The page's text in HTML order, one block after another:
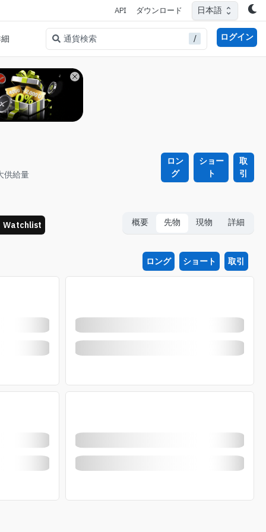
API ダウンロード 日本語
通貨検索 / ログイン
供給量
ロン
グ
ショー
ト
取
引
Watchlist 概要 先物 現物 詳細
ロング ショート 取引